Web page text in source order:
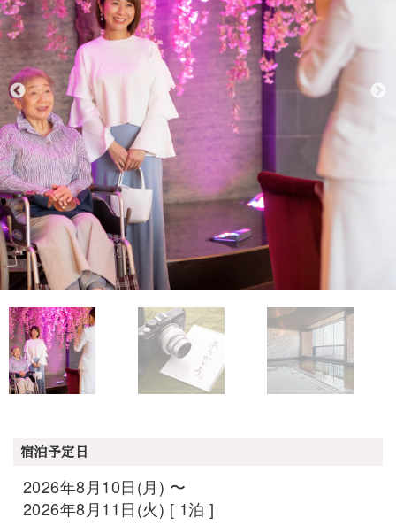
宿泊予定日
2026年8月10日(月) 〜
2026年8月11日(火) [ 1泊 ]